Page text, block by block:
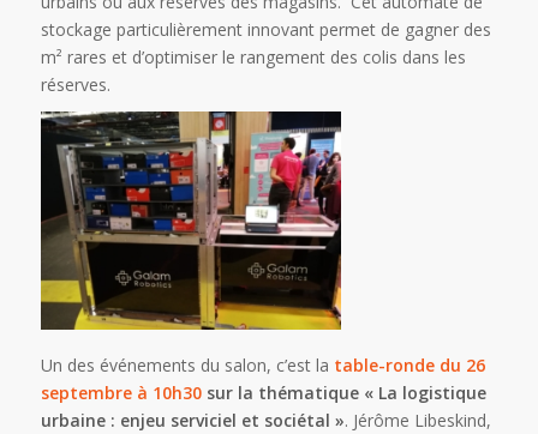
stockage particulièrement innovant permet de gagner des
m² rares et d’optimiser le rangement des colis dans les
réserves.
Un des événements du salon, c’est la table-ronde du 26
septembre à 10h30sur la thématique « La logistique
urbaine : enjeu serviciel et sociétal ». Jérôme Libeskind,